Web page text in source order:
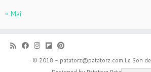
« Mai
· © 2018 - patatorz@patatorz.com Le Son